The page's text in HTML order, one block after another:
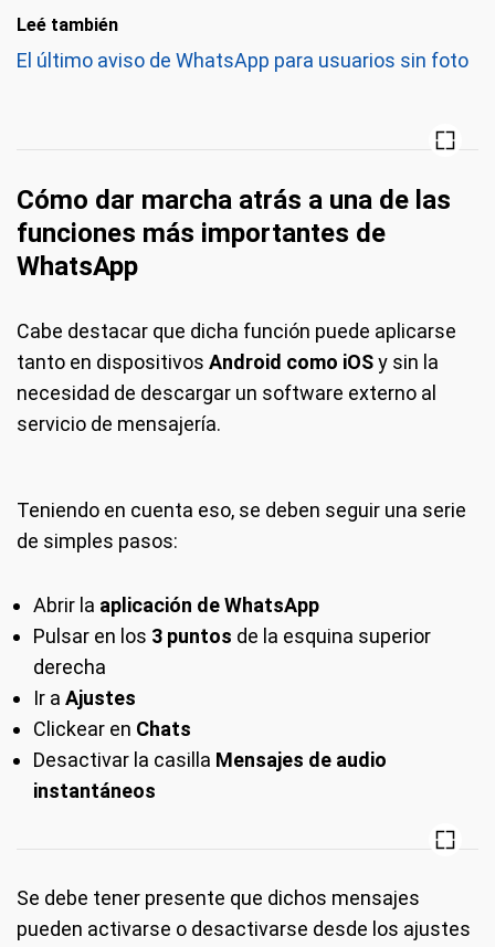
Leé también
El último aviso de WhatsApp para usuarios sin foto
Cómo dar marcha atrás a una de las
funciones más importantes de
WhatsApp
Cabe destacar que dicha función puede aplicarse
tanto en dispositivos Android como iOSy sin la
necesidad de descargar un software externo al
servicio de mensajería.
Teniendo en cuenta eso, se deben seguir una serie
de simples pasos:
Abrir la aplicación de WhatsApp
Pulsar en los 3 puntos de la esquina superior
derecha
Ir a Ajustes
Clickear en Chats
Desactivar la casilla Mensajes de audio
instantáneos
Se debe tener presente que dichos mensajes
pueden activarse o desactivarse desde los ajustes